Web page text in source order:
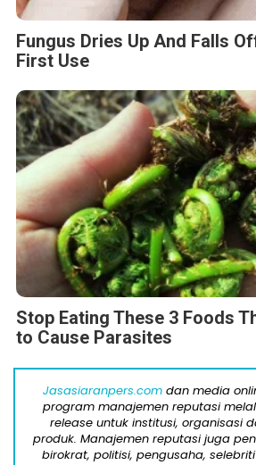
Fungus Dries Up And Falls
First Use
Stop Eating These 3 Foods
to Cause Parasites
Jasasiaranpers.com dan media
program manajemen reputasi
release untuk institusi, organisasi
produk. Manajemen reputasi juga
birokrat, politisi, pengusaha,